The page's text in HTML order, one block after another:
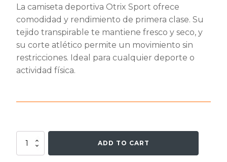
La camiseta deportiva Otrix Sport ofrece
comodidad y rendimiento de primera clase. Su
tejido transpirable te mantiene fresco y seco, y
su corte atlético permite un movimiento sin
restricciones. Ideal para cualquier deporte o
actividad física.
Camiseta
Otrix
Sport
ADD TO CART